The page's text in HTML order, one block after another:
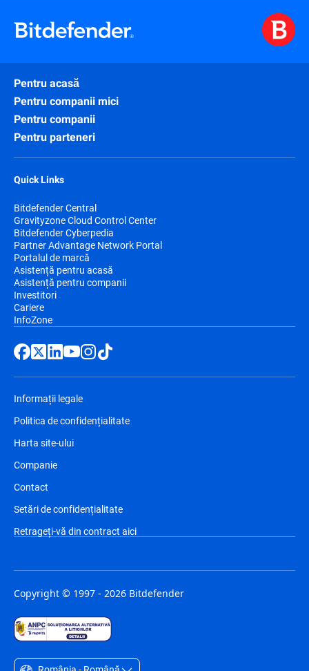
Pentru acasă
Pentru companii mici
Pentru companii
Pentru parteneri
Quick Links
Bitdefender Central
Gravityzone Cloud Control Center
Bitdefender Cyberpedia
Partner Advantage Network Portal
Portalul de marcă
Asistență pentru acasă
Asistență pentru companii
Investitori
Cariere
InfoZone
Informații legale
Politica de confidențialitate
Harta site-ului
Companie
Contact
Setări de confidențialitate
Retrageți-vă din contract aici
Copyright © 1997 - 2026 Bitdefender